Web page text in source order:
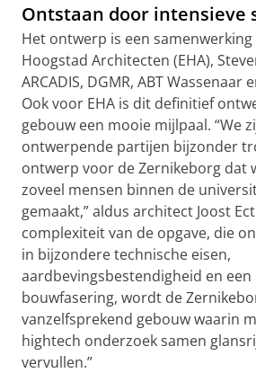
Ontstaan door intensieve
Het ontwerp is een
Hoogstad Architecten (EHA),
ARCADIS, DGMR, ABT Wassenaar
Ook voor EHA is dit definitief
gebouw een mooie mijlpaal. “We
ontwerpende partijen bijzonder
ontwerp voor de Zernikeborg dat
zoveel mensen binnen de
gemaakt,” aldus architect Joost
complexiteit van de opgave, die
in bijzondere technische eisen,
aardbevingsbestendigheid en een
bouwfasering, wordt de
vanzelfsprekend gebouw waarin
hightech onderzoek samen
vervullen.”